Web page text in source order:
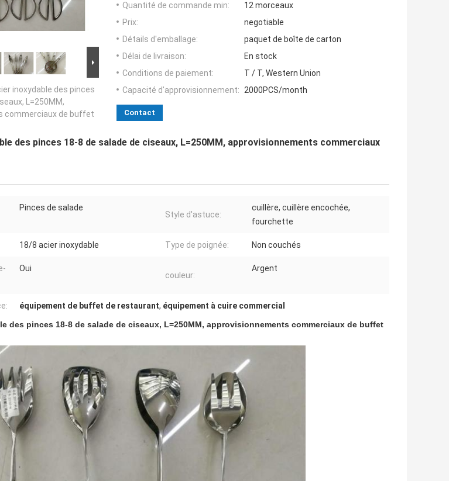
inoxydable des pinces
L=250MM,
commerciaux de buffet
Quantité de commande min:
12 morceaux
Prix:
negotiable
Détails d'emballage:
paquet de boîte de carton
Délai de livraison:
En stock
Conditions de paiement:
T / T, Western Union
Capacité d'approvisionnement: 2000PCS/month
Contact
des pinces 18-8 de salade de ciseaux, L=250MM, approvisionnements commerciaux
Pinces de salade
Style d'astuce:
cuillère, cuillère encochée,
fourchette
18/8 acier inoxydable Type de poignée: Non couchés
Oui
couleur:
Argent
équipement de buffet de restaurant, équipement à cuire commercial
des pinces 18-8 de salade de ciseaux, L=250MM, approvisionnements commerciaux de buffet